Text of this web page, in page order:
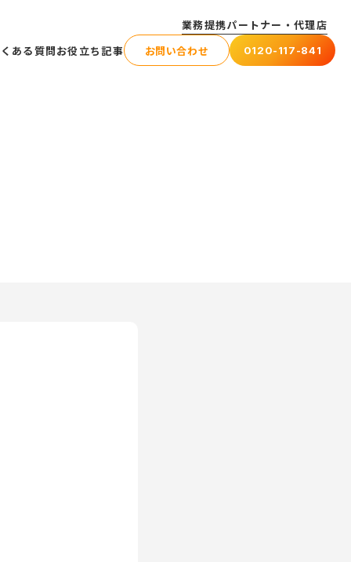
業務提携パートナー・代理店
ある質問お役立ち記事 お問い合わせ 0120-117-841